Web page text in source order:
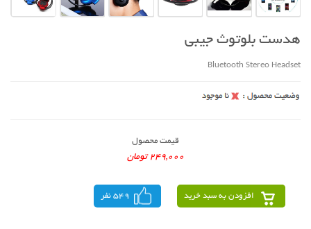
هدست بلوتوث جیبی
Bluetooth Stereo Headset
قیمت محصول
249,000 تومان
افزودن به سبد خرید 549 نفر